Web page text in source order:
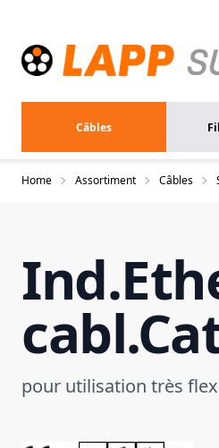
Câbles
Home Assortiment Câbles
pour utilisation très